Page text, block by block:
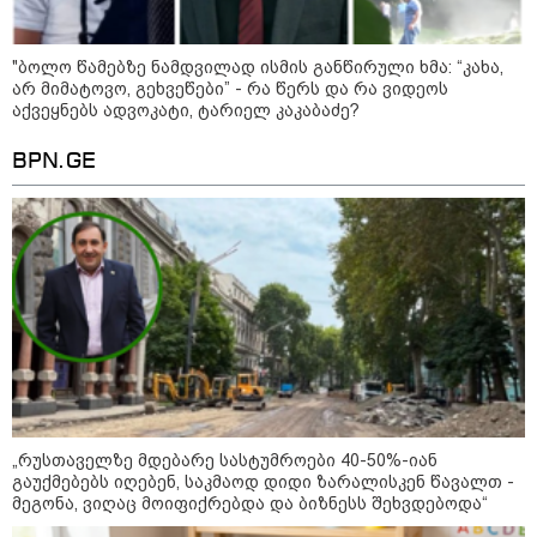
- რუსს, ყაზახს, უკრაინელს,
შვეიცარიელს, იტალიელს,
ამერიკელს, შეუძლია
ჩამოვიდეს, დახარჯოს ფული...
არავინ შეზღუდული არაა" -
კალაძე
შეშფოთებულია რუსეთის მიერ
საქართველოს ტერიტორიის
განგრძობადი ოკუპაციით" -
აშშ-ის საელჩო
კატეგორიის ყველა სიახლე
მკითხველის რჩევით
"ბოლო წამებზე ნამდვილად ისმის განწირული ხმა: “კახა,
არ მიმატოვო, გეხვეწები” - რა წერს და რა ვიდეოს
აქვეყნებს ადვოკატი, ტარიელ კაკაბაძე?
BPN.GE
„რუსთაველზე მდებარე სასტუმროები 40-50%-იან
გაუქმებებს იღებენ, საკმაოდ დიდი ზარალისკენ წავალთ -
მეგონა, ვიღაც მოიფიქრებდა და ბიზნესს შეხვდებოდა“